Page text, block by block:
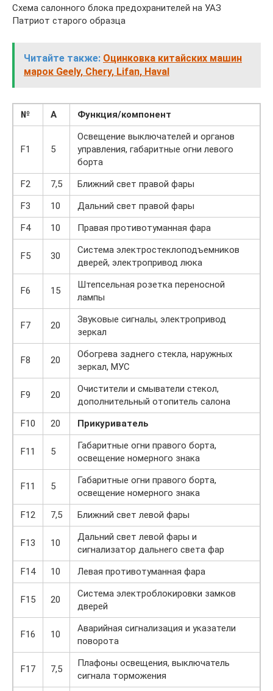
Схема салонного блока предохранителей на УАЗ
Патриот старого образца
Читайте также: Оцинковка китайских машин
марок Geely, Chery, Lifan, Haval
№ А Функция/компонент
F1 5
Освещение выключателей и органов
управления, габаритные огни левого
борта
F2
7,5
Ближний свет правой фары
F3
10
Дальний свет правой фары
F4
10 Правая противотуманная фара
F5 30
Система электростеклоподъемников
дверей, электропривод люка
F6 15
Штепсельная розетка переносной
лампы
F7 20
Звуковые сигналы, электропривод
зеркал
F8 20
Обогрева заднего стекла, наружных
зеркал, МУС
F9 20
Очистители и смыватели стекол,
дополнительный отопитель салона
F10
20 Прикуриватель
F11 5
Габаритные огни правого борта,
освещение номерного знака
F11 5
Габаритные огни правого борта,
освещение номерного знака
F12
7,5 Ближний свет левой фары
F13 10
Дальний свет левой фары и
сигнализатор дальнего света фар
F14
10 Левая противотуманная фара
F15 20
Система электроблокировки замков
дверей
F16 10
Аварийная сигнализация и указатели
поворота
F17 7,5
Плафоны освещения, выключатель
сигнала торможения